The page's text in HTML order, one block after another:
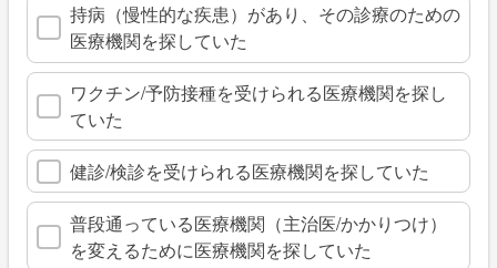
持病（慢性的な疾患）があり、その診療のための
医療機関を探していた
ワクチン/予防接種を受けられる医療機関を探し
ていた
健診/検診を受けられる医療機関を探していた
普段通っている医療機関（主治医/かかりつけ）
を変えるために医療機関を探していた